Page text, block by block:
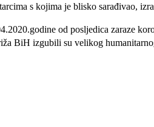
s kojima je blisko sarađivao,
od posljedica zaraze
BiH izgubili su velikog